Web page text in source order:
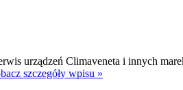
urządzeń Climaveneta i innych
szczegóły wpisu »